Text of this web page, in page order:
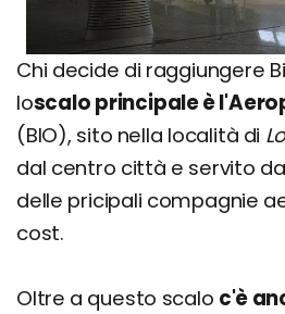
Chi decide di raggiungere
loscalo principale è
(BIO), sito nella località di
dal centro città e servito
delle pricipali compagnie
cost.
Oltre a questo scalo c'è